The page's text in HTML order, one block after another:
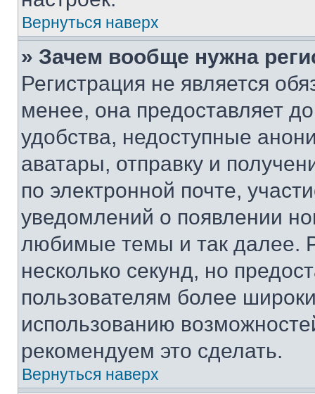
Вернуться наверх
» Зачем вообще нужна
Регистрация не является
менее, она предоставляет
удобства, недоступные
аватары, отправку и
по электронной почте,
уведомлений о появлении
любимые темы и так далее.
несколько секунд, но
пользователям более
использованию
рекомендуем это сделать.
Вернуться наверх